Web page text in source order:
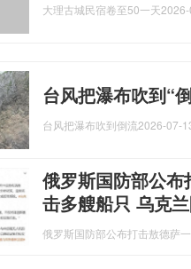
大理古城民宿卷至50一天
台风把瀑布吹到“
台风把瀑布吹到倒流2026-07-
俄罗斯国防部公
击多艘船只 乌克
俄罗斯国防部公布打击敖德萨